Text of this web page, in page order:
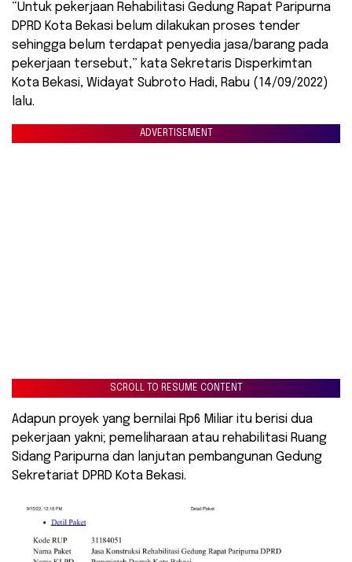
“Untuk pekerjaan Rehabilitasi Gedung Rapat Paripurna
DPRD Kota Bekasi belum dilakukan proses tender
sehingga belum terdapat penyedia jasa/barang pada
pekerjaan tersebut,” kata Sekretaris Disperkimtan
Kota Bekasi, Widayat Subroto Hadi, Rabu (14/09/2022)
lalu.
ADVERTISEMENT
SCROLL TO RESUME CONTENT
Adapun proyek yang bernilai Rp6 Miliar itu berisi dua
pekerjaan yakni; pemeliharaan atau rehabilitasi Ruang
Sidang Paripurna dan lanjutan pembangunan Gedung
Sekretariat DPRD Kota Bekasi.